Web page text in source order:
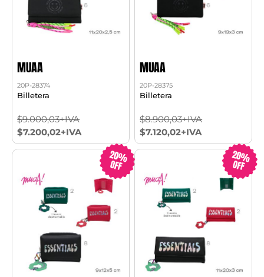
MUAA
20P-28374
Billetera
$9.000,03+IVA
$7.200,02+IVA
MUAA
20P-28375
Billetera
$8.900,03+IVA
$7.120,02+IVA
20%
OFF
20%
OFF